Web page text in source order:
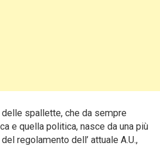
spallette, che da sempre
e quella politica, nasce da una più
regolamento dell’ attuale A.U.,